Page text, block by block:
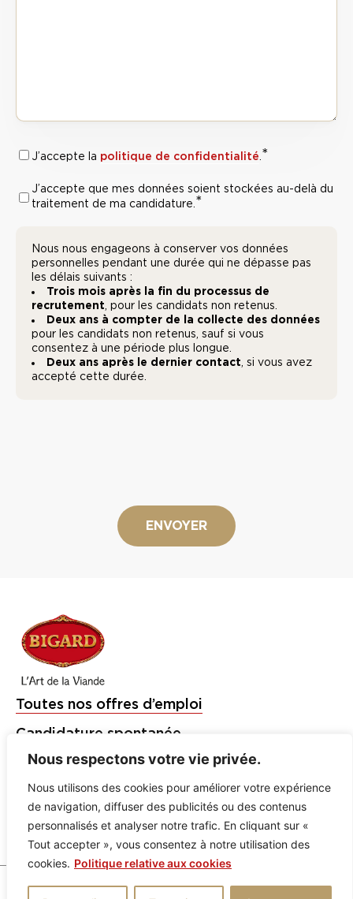
Nous respectons votre vie privée.
Nous utilisons des cookies pour améliorer votre expérience
de navigation, diffuser des publicités ou des contenus
personnalisés et analyser notre trafic. En cliquant sur «
Tout accepter », vous consentez à notre utilisation des
cookies. Politique relative aux cookies
RGPD :
confidentialité *
J’accepte la politique de confidentialité.*
RGPD :
des
données*
J’accepte que mes données soient stockées au-delà du
traitement de ma candidature.*
Nous nous engageons à conserver vos données
personnelles pendant une durée qui ne dépasse pas
les délais suivants :
Trois mois après la fin du processus de
recrutement, pour les candidats non retenus.
Deux ans à compter de la collecte des données
pour les candidats non retenus, sauf si vous
consentez à une période plus longue.
Deux ans après le dernier contact, si vous avez
accepté cette durée.
Toutes nos offres d’emploi
Candidature spontanée
Étudiants et Jeunes Diplômés
Bigard
Charal
Socopa